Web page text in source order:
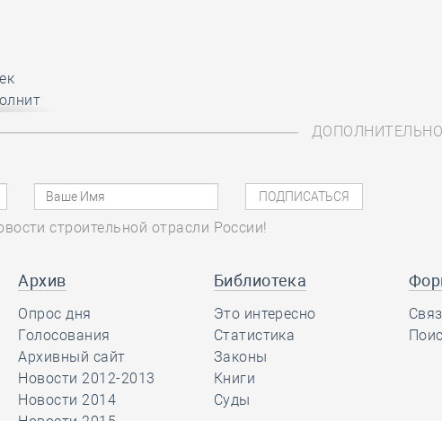
на
ДОПОЛНИТЕЛЬНО
строительной отрасли России!
Архив
Опрос дня
Голосования
Архивный сайт
Новости 2012-2013
Новости 2014
Библиотека
Это интересно
Статистика
Законы
Книги
Суды